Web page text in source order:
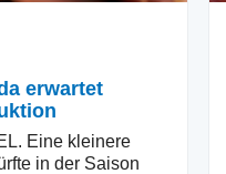
erwartet
Eine kleinere
in der Saison